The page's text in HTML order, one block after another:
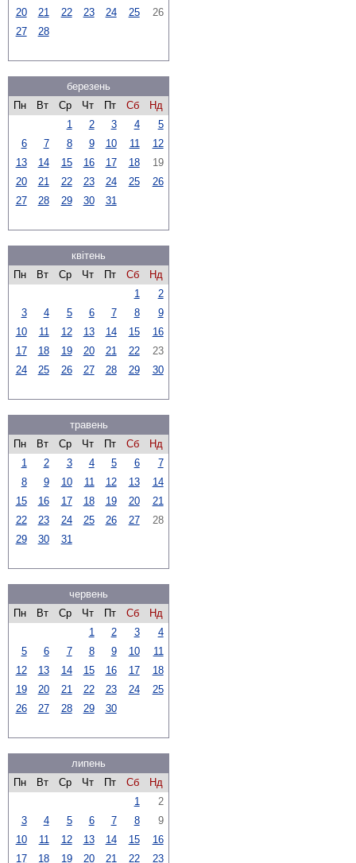
20 21 22 23 24 25
26
27
28
березень
Пн
Вт Ср Чт Пт Сб
Нд
1
2 3 4
5
6
7 8 9 10 11
12
13
14 15 16 17 18
19
20
21 22 23 24 25
26
27
28 29 30 31
квітень
Пн
Вт Ср Чт Пт Сб
Нд
1
2
3
4 5 6 7 8
9
10
11 12 13 14 15
16
17
18 19 20 21 22
23
24
25 26 27 28 29 30
травень
Пн
Вт Ср Чт Пт Сб
Нд
1
2 3 4 5 6
7
8
9 10 11 12 13
14
15
16 17 18 19 20
21
22
23 24 25 26 27
28
29
30 31
червень
Пн
Вт Ср Чт Пт Сб
Нд
1
2 3
4
5
6 7 8 9 10
11
12
13 14 15 16 17
18
19
20 21 22 23 24
25
26
27 28 29 30
липень
Пн
Вт Ср Чт Пт Сб
Нд
1
2
3
4 5 6 7 8
9
10
11 12 13 14 15
16
17
18 19 20 21 22
23